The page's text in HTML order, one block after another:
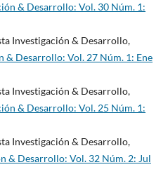
& Desarrollo: Vol. 30 Núm. 1:
Investigación & Desarrollo,
& Desarrollo: Vol. 27 Núm. 1: Ene
Investigación & Desarrollo,
& Desarrollo: Vol. 25 Núm. 1:
Investigación & Desarrollo,
& Desarrollo: Vol. 32 Núm. 2: Jul